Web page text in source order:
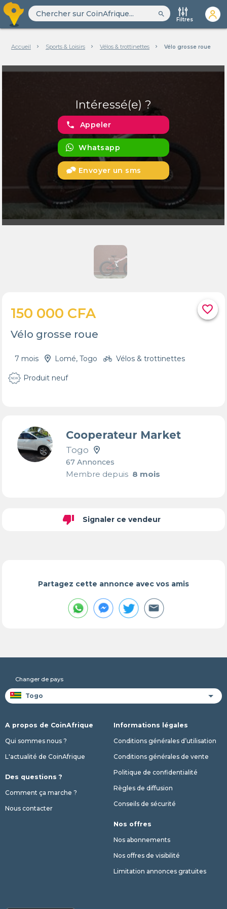
search
Filtres
Accueil Sports & Loisirs Vélos & trottinettes Vélo grosse roue
Intéressé(e) ?
phone Appeler
Whatsapp
Envoyer un sms
favorite_border
150 000 CFA
Vélo grosse roue
7 mois Lomé, Togo Vélos & trottinettes
Produit neuf
Cooperateur Market
Togo
67 Annonces
Membre depuis8 mois
thumb_down Signaler ce vendeur
Partagez cette annonce avec vos amis
Changer de pays
A propos de CoinAfrique
Qui sommes nous ?
L'actualité de CoinAfrique
Des questions ?
Comment ça marche ?
Nous contacter
Informations légales
Conditions générales d’utilisation
Conditions générales de vente
Politique de confidentialité
Règles de diffusion
Conseils de sécurité
Nos offres
Nos abonnements
Nos offres de visibilité
Limitation annonces gratuites